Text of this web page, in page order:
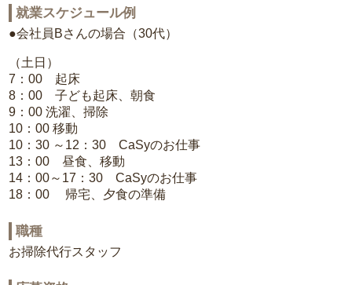
就業スケジュール例
●会社員Bさんの場合（30代）
（土日）
7：00 起床
8：00 子ども起床、朝食
9：00 洗濯、掃除
10：00 移動
10：30 ～12：30 CaSyのお仕事
13：00 昼食、移動
14：00～17：30 CaSyのお仕事
18：00 帰宅、夕食の準備
職種
お掃除代行スタッフ